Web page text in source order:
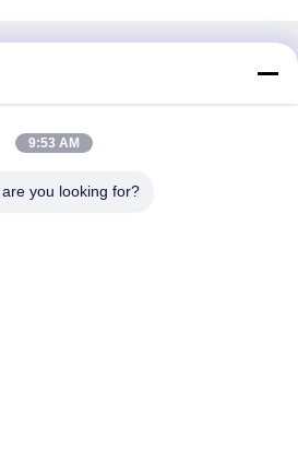
アンチェン低炭素産業公園,シャングク
9:53 AM
you looking for?